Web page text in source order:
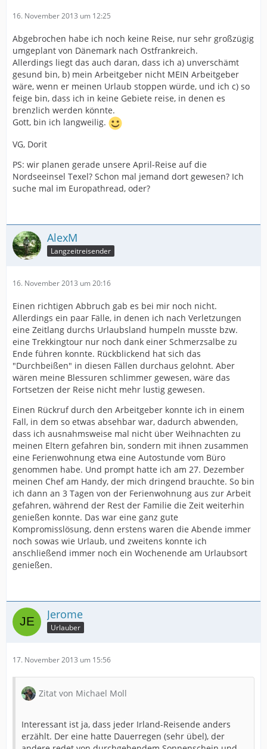
16. November 2013 um 12:25
Abgebrochen habe ich noch keine Reise, nur sehr großzügig
umgeplant von Dänemark nach Ostfrankreich.
Allerdings liegt das auch daran, dass ich a) unverschämt
gesund bin, b) mein Arbeitgeber nicht MEIN Arbeitgeber
wäre, wenn er meinen Urlaub stoppen würde, und ich c) so
feige bin, dass ich in keine Gebiete reise, in denen es
brenzlich werden könnte.
Gott, bin ich langweilig.
VG, Dorit
PS: wir planen gerade unsere April-Reise auf die
Nordseeinsel Texel? Schon mal jemand dort gewesen? Ich
suche mal im Europathread, oder?
AlexM
Langzeitreisender
16. November 2013 um 20:16
Einen richtigen Abbruch gab es bei mir noch nicht.
Allerdings ein paar Fälle, in denen ich nach Verletzungen
eine Zeitlang durchs Urlaubsland humpeln musste bzw.
eine Trekkingtour nur noch dank einer Schmerzsalbe zu
Ende führen konnte. Rückblickend hat sich das
"Durchbeißen" in diesen Fällen durchaus gelohnt. Aber
wären meine Blessuren schlimmer gewesen, wäre das
Fortsetzen der Reise nicht mehr lustig gewesen.
Einen Rückruf durch den Arbeitgeber konnte ich in einem
Fall, in dem so etwas absehbar war, dadurch abwenden,
dass ich ausnahmsweise mal nicht über Weihnachten zu
meinen Eltern gefahren bin, sondern mit ihnen zusammen
eine Ferienwohnung etwa eine Autostunde vom Büro
genommen habe. Und prompt hatte ich am 27. Dezember
meinen Chef am Handy, der mich dringend brauchte. So bin
ich dann an 3 Tagen von der Ferienwohnung aus zur Arbeit
gefahren, während der Rest der Familie die Zeit weiterhin
genießen konnte. Das war eine ganz gute
Kompromisslösung, denn erstens waren die Abende immer
noch sowas wie Urlaub, und zweitens konnte ich
anschließend immer noch ein Wochenende am Urlaubsort
genießen.
Jerome
Urlauber
17. November 2013 um 15:56
Zitat von Michael Moll
Interessant ist ja, dass jeder Irland-Reisende anders
erzählt. Der eine hatte Dauerregen (sehr übel), der